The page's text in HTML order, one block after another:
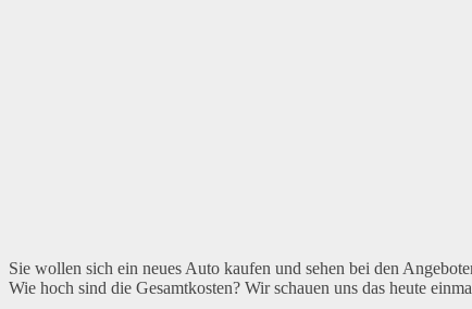
Sie wollen sich ein neues Auto kaufen und sehen bei den
Wie hoch sind die Gesamtkosten? Wir schauen uns das heute